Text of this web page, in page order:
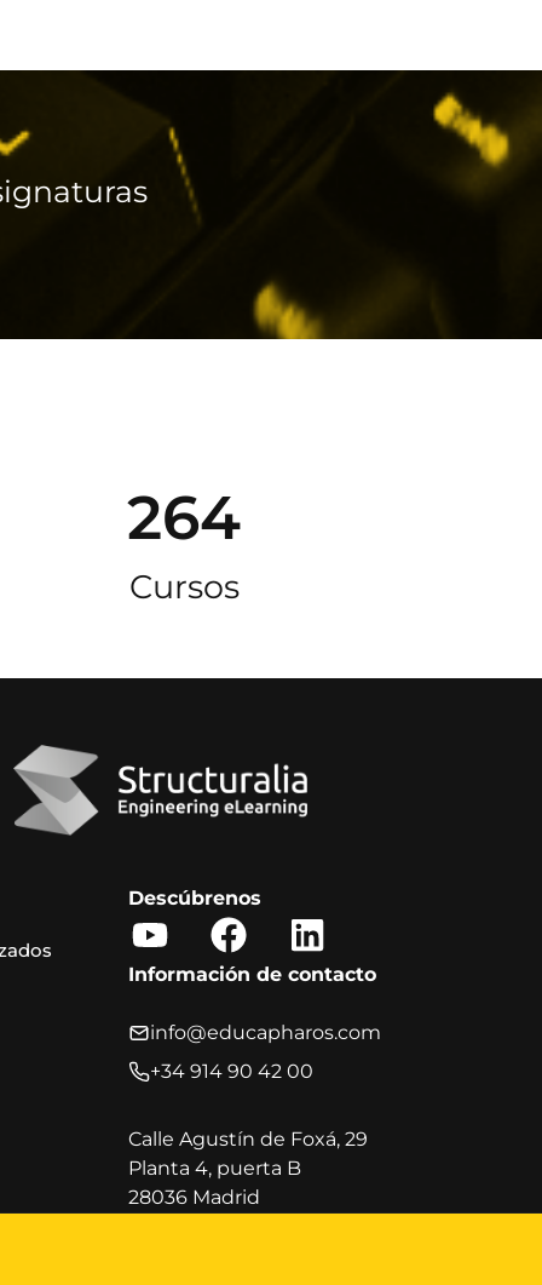
264
Cursos
Descúbrenos
Y
o
t
u
e
F
a
e
b
o
k
L
i
k
e
i
Información de contacto
info@educapharos.com
+34 914 90 42 00
Calle Agustín de Foxá, 29
Planta 4, puerta B
28036 Madrid